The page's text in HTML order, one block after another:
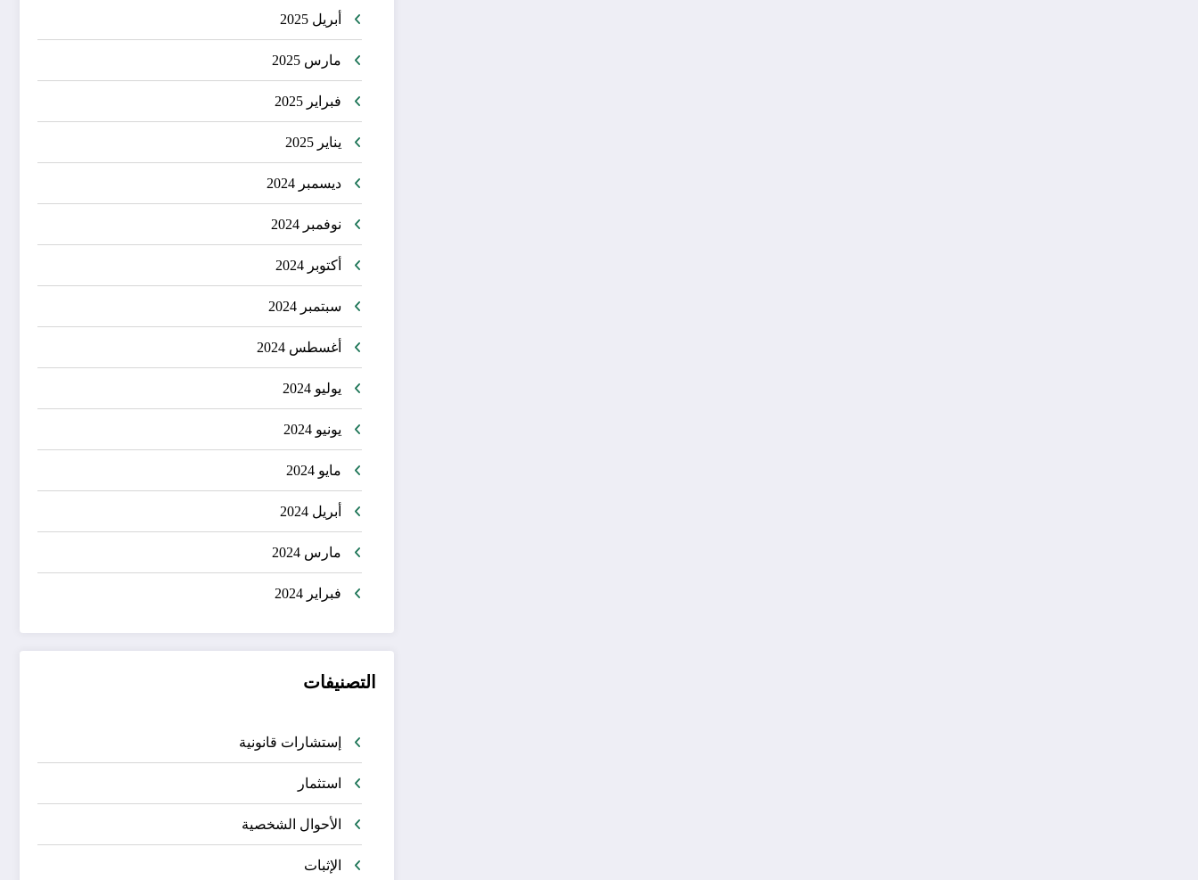
أبريل 2025
مارس 2025
فبراير 2025
يناير 2025
ديسمبر 2024
نوفمبر 2024
أكتوبر 2024
سبتمبر 2024
أغسطس 2024
يوليو 2024
يونيو 2024
مايو 2024
أبريل 2024
مارس 2024
فبراير 2024
التصنيفات
إستشارات قانونية
استثمار
الأحوال الشخصية
الإثبات